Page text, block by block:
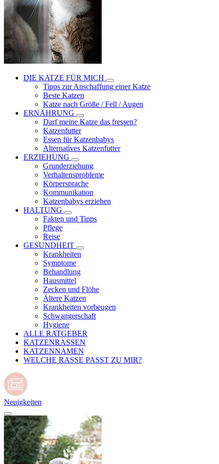
DIE KATZE FÜR MICH
Tipps zur Anschaffung einer Katze
Beste Katzen
Katze nach Größe / Fell / Augen
ERNÄHRUNG
Darf meine Katze das fressen?
Katzenfutter
Essen für Katzenbabys
Alternatives Katzenfutter
ERZIEHUNG
Grunderziehung
Verhaltensprobleme
Körpersprache
Kommunikation
Katzenbabys erziehen
HALTUNG
Fakten und Tipps
Pflege
Reise
GESUNDHEIT
Krankheiten
Symptome
Behandlung
Hausmittel
Zecken und Flöhe
Ältere Katzen
Krankheiten vorbeugen
Schwangerschaft
Hygiene
ALLE RATGEBER
KATZENRASSEN
KATZENNAMEN
WELCHE RASSE PASST ZU MIR?
Neuigkeiten